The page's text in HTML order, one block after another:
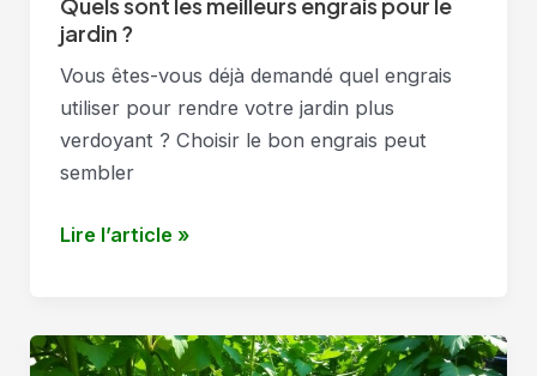
Quels sont les meilleurs engrais pour le
jardin ?
Vous êtes-vous déjà demandé quel engrais
utiliser pour rendre votre jardin plus
verdoyant ? Choisir le bon engrais peut
sembler
Quels
meilleurs
engrais
Lire l’article »